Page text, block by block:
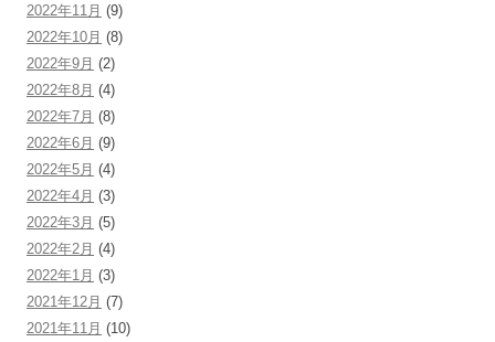
2022年11月 (9)
2022年10月 (8)
2022年9月 (2)
2022年8月 (4)
2022年7月 (8)
2022年6月 (9)
2022年5月 (4)
2022年4月 (3)
2022年3月 (5)
2022年2月 (4)
2022年1月 (3)
2021年12月 (7)
2021年11月 (10)